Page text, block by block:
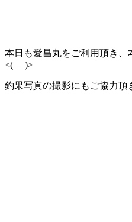
本日も愛昌丸をご利用頂き、
<(_ _)>
釣果写真の撮影にもご協力頂